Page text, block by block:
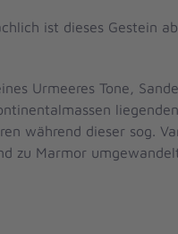
ist dieses Gestein
Urmeeres Tone,
während dieser sog.
zu Marmor